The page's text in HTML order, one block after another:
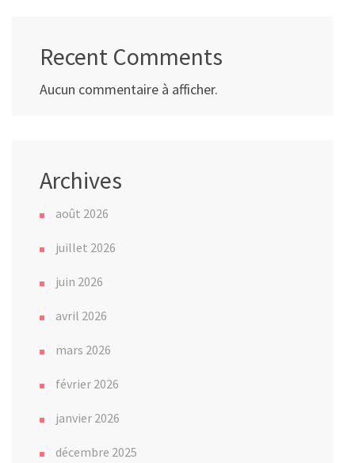
Recent Comments
Aucun commentaire à afficher.
Archives
août 2026
juillet 2026
juin 2026
avril 2026
mars 2026
février 2026
janvier 2026
décembre 2025